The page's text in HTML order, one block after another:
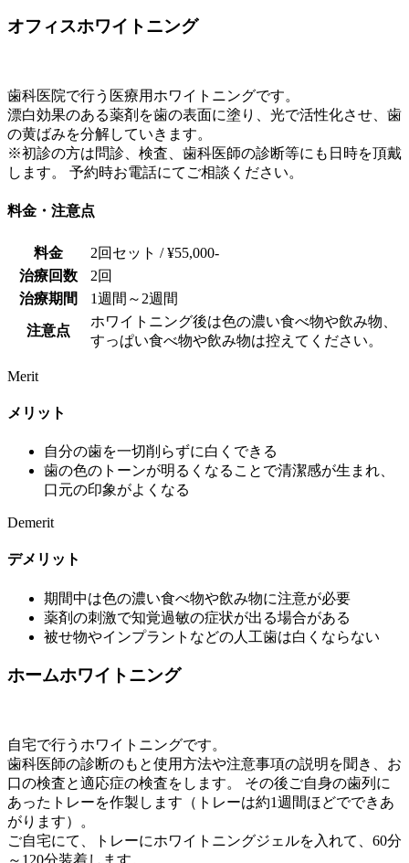
オフィスホワイトニング
歯科医院で行う医療用ホワイトニングです。
漂白効果のある薬剤を歯の表面に塗り、光で活性化させ、歯
の黄ばみを分解していきます。
※初診の方は問診、検査、歯科医師の診断等にも日時を頂戴
します。 予約時お電話にてご相談ください。
料金・注意点
料金
2回セット / ¥55,000-
治療回数
2回
治療期間
1週間～2週間
注意点
ホワイトニング後は色の濃い食べ物や飲み物、
すっぱい食べ物や飲み物は控えてください。
Merit
メリット
自分の歯を一切削らずに白くできる
歯の色のトーンが明るくなることで清潔感が生まれ、
口元の印象がよくなる
Demerit
デメリット
期間中は色の濃い食べ物や飲み物に注意が必要
薬剤の刺激で知覚過敏の症状が出る場合がある
被せ物やインプラントなどの人工歯は白くならない
ホームホワイトニング
自宅で行うホワイトニングです。
歯科医師の診断のもと使用方法や注意事項の説明を聞き、お
口の検査と適応症の検査をします。 その後ご自身の歯列に
あったトレーを作製します（トレーは約1週間ほどでできあ
がります）。
ご自宅にて、トレーにホワイトニングジェルを入れて、60分
～120分装着します。